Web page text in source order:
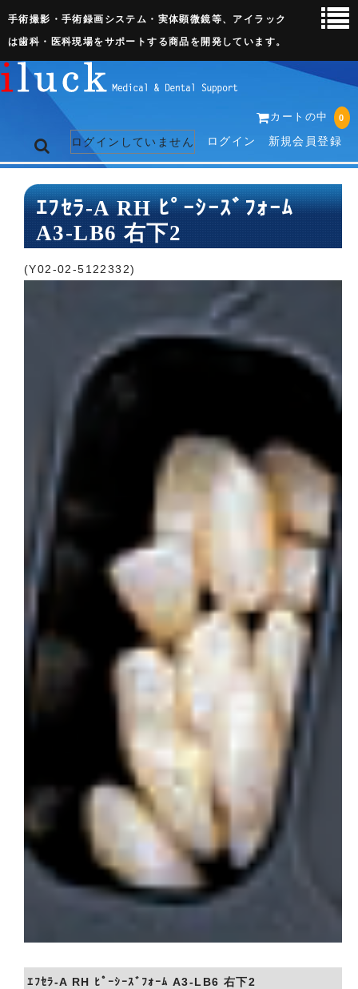
手術撮影・手術録画システム・実体顕微鏡等、アイラック
は歯科・医科現場をサポートする商品を開発しています。
カートの中 0
ログインしていません ログイン 新規会員登録
トップページ
ネット販売ページ
歯科関連機器
ｴﾌｾﾗ-A RH ﾋﾟｰｼｰｽﾞﾌｫｰﾑ
A3-LB6 右下2
(Y02-02-5122332)
ｴﾌｾﾗ-A RH ﾋﾟｰｼｰｽﾞﾌｫｰﾑ A3-LB6 右下2